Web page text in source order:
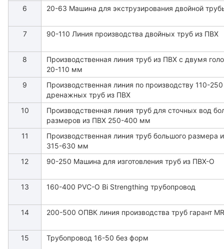
6 20-63 Машина для экструзирования двойной
7 90-110 Линия производства двойных труб из ПВХ
8
Производственная линия труб из ПВХ с двумя
20-110 мм
9
Производственная линия по производству 110-
дренажных труб из ПВХ
10
Производственная линия труб для сточных вод
размеров из ПВХ 250-400 мм
11
Производственная линия труб большого размера
315-630 мм
12
90-250 Машина для изготовления труб из ПВХ-О
13 160-400 PVC-O Bi Strengthing трубопровод
14 200-500 ОПВК линия производства труб гарант
15 Трубопровод 16-50 без форм